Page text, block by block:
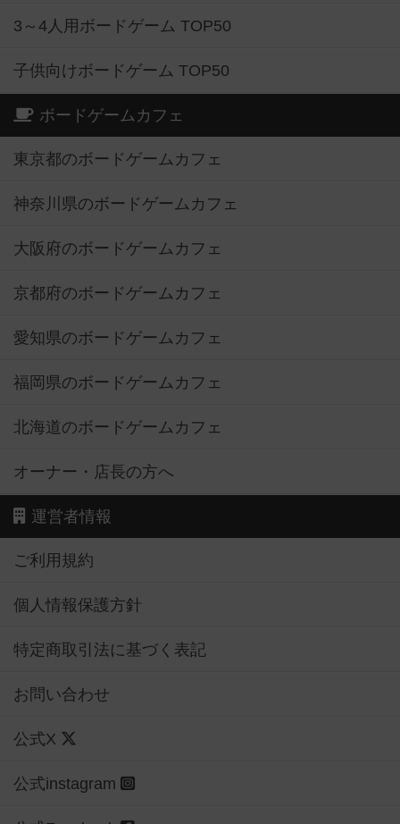
3～4人用ボードゲーム TOP50
子供向けボードゲーム TOP50
ボードゲームカフェ
東京都のボードゲームカフェ
神奈川県のボードゲームカフェ
大阪府のボードゲームカフェ
京都府のボードゲームカフェ
愛知県のボードゲームカフェ
福岡県のボードゲームカフェ
北海道のボードゲームカフェ
オーナー・店長の方へ
運営者情報
ご利用規約
個人情報保護方針
特定商取引法に基づく表記
お問い合わせ
公式X
公式instagram